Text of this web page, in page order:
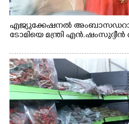
എജ്യുക്കേഷനൽ
ടോമിയെ മന്ത്രി എൻ.ഷംസുദ്ദീൻ